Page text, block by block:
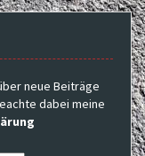
neue Beiträge
dabei meine